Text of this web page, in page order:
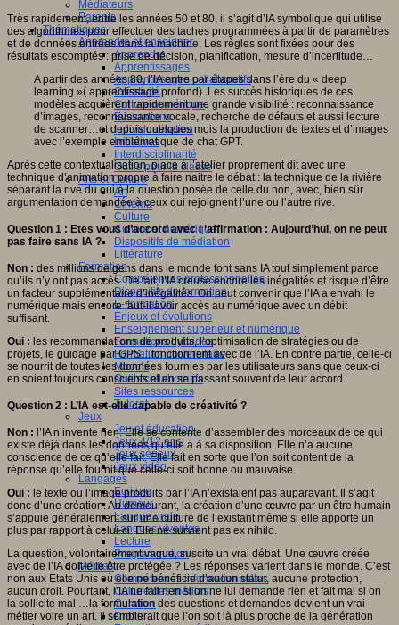
Médiateurs
Parents
Thématiques
Apprendre et enseigner
Apprendre
Apprentissages
Apprentissages collaboratifs
Créativité
Culture numérique
Evaluations
Individualisation
Initiatives
Interdisciplinarité
Outils pour la classe
Arts et Culture
Art
Cinéma
Culture
Culture et numérique
Dispositifs de médiation
Littérature
Formation
Compétences professionnelles
Dispositifs de formation
E- formation
Enjeux et évolutions
Enseignement supérieur et numérique
Formations hybrides
Formation universitaire
Mooc’s
Outils collaboratifs
Sites ressources
Tutorat
Jeux
Jeu et éducation
Jeux 4/12 ans
Jeux sérieux
Jeux vidéo
Langages
Ecriture
Humour
Langue orale
Langues vivantes
Lecture
Programmation
Médias
Compétences informationnelles
Culture des médias
Curation
Droits
Très rapidement, entre les années 50 et 80, il s’agit d’IA symbolique qui utilise
des algorithmes pour effectuer des taches programmées à partir de paramètres
et de données entrées dans la machine. Les règles sont fixées pour des
résultats escomptés : prise de décision, planification, mesure d’incertitude…
A partir des années 80, l’IA entre par étapes dans l’ère du « deep
learning »( apprentissage profond). Les succès historiques de ces
modèles acquièrent rapidement une grande visibilité : reconnaissance
d’images, reconnaissance vocale, recherche de défauts et aussi lecture
de scanner…et depuis quelques mois la production de textes et d’images
avec l’exemple emblématique de chat GPT.
Après cette contextualisation, place à l’atelier proprement dit avec une
technique d’animation propre à faire naitre le débat : la technique de la rivière
séparant la rive du oui à la question posée de celle du non, avec, bien sûr
argumentation demandée à ceux qui rejoignent l’une ou l’autre rive.
Question 1 : Etes vous d’accord avec l ‘affirmation : Aujourd’hui, on ne peut
pas faire sans IA ?
Non : des millions de gens dans le monde font sans IA tout simplement parce
qu’ils n’y ont pas accès. De fait, l’IA creuse encore les inégalités et risque d’être
un facteur supplémentaire d’inégalités. On peut convenir que l’IA a envahi le
numérique mais encore faut-il avoir accès au numérique avec un débit
suffisant.
Oui : les recommandations de produits, l’optimisation de stratégies ou de
projets, le guidage par GPS…fonctionnent avec de l’IA. En contre partie, celle-ci
se nourrit de toutes les données fournies par les utilisateurs sans que ceux-ci
en soient toujours conscients et en se passant souvent de leur accord.
Question 2 : L’IA est-elle capable de créativité ?
Non : l’IA n’invente rien. Elle se contente d’assembler des morceaux de ce qui
existe déjà dans les données qu’elle a à sa disposition. Elle n’a aucune
conscience de ce qu’elle fait. Elle fait en sorte que l’on soit content de la
réponse qu’elle fournit que celle-ci soit bonne ou mauvaise.
Oui : le texte ou l’image produits par l’IA n’existaient pas auparavant. Il s’agit
donc d’une création. Au demeurant, la création d’une œuvre par un être humain
s’appuie généralement sur une culture de l’existant même si elle apporte un
plus par rapport à celui-ci. Elle ne survient pas ex nihilo.
La question, volontairement vague, suscite un vrai débat. Une œuvre créée
avec de l’IA doit-elle être protégée ? Les réponses varient dans le monde. C’est
non aux Etats Unis où elle ne bénéficie d’aucun statut, aucune protection,
aucun droit. Pourtant, l’IA ne fait rien si on ne lui demande rien et fait mal si on
la sollicite mal …la formulation des questions et demandes devient un vrai
métier voire un art. Il semblerait que l’on soit là plus proche de la génération